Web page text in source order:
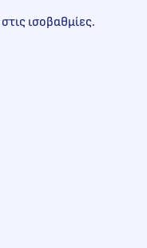
ισοβαθμίες.